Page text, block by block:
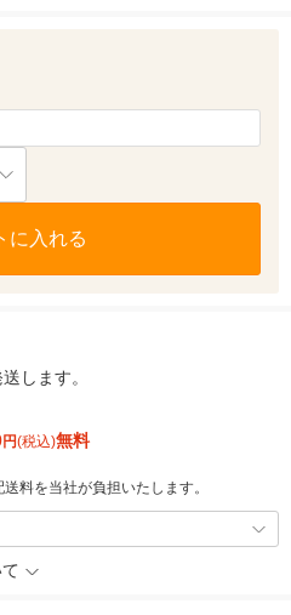
に入れる
します。
円(税込)無料
料を当社が負担いたします。